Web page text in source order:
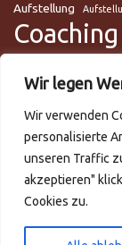
Wir legen
Wir verwenden
personalisierte
unseren Traffic
akzeptieren"
Cookies zu.
Aufstellung
Coaching
Glaubenssysteme
Mental mentale
NLP
Somatic
systemische
Trauer Trauma